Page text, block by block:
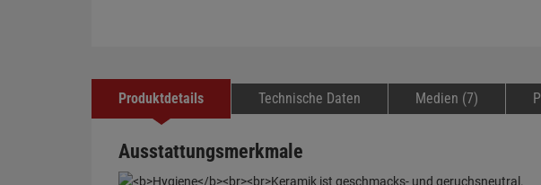
Produktdetails Technische Daten Medien (7)
Ausstattungsmerkmale